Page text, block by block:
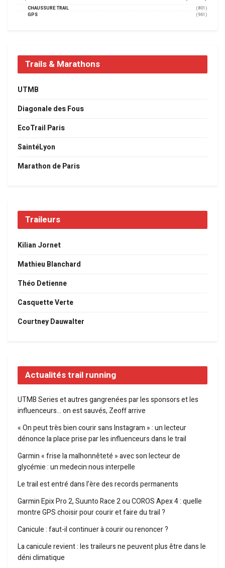
CHAUSSURE TRAIL
(801)
GPS
(961)
Trails & Marathons
UTMB
Diagonale des Fous
EcoTrail Paris
SaintéLyon
Marathon de Paris
Traileurs
Kilian Jornet
Mathieu Blanchard
Théo Detienne
Casquette Verte
Courtney Dauwalter
Actualités trail running
UTMB Series et autres gangrenées par les sponsors et les
influenceurs… on est sauvés, Zeoff arrive
« On peut très bien courir sans Instagram » : un lecteur
dénonce la place prise par les influenceurs dans le trail
Garmin « frise la malhonnêteté » avec son lecteur de
glycémie : un medecin nous interpelle
Le trail est entré dans l’ère des records permanents
Garmin Epix Pro 2, Suunto Race 2 ou COROS Apex 4 : quelle
montre GPS choisir pour courir et faire du trail ?
Canicule : faut-il continuer à courir ou renoncer ?
La canicule revient : les traileurs ne peuvent plus être dans le
déni climatique